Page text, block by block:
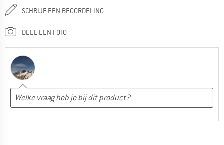
SCHRIJF EEN BEOORDELING
DEEL EEN FOTO